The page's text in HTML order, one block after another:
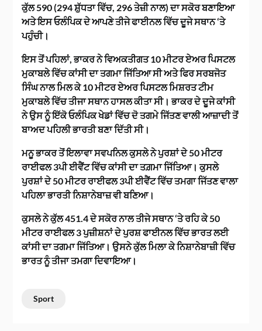
ਕੁੱਲ 590 (294 ਸ਼ੁੱਧਤਾ ਵਿੱਚ, 296 ਤੇਜ਼ੀ ਨਾਲ) ਦਾ ਸਕੋਰ ਬਣਾਇਆ
ਅਤੇ ਇਸ ਓਲੰਪਿਕ ਦੇ ਆਪਣੇ ਤੀਜੇ ਫਾਈਨਲ ਵਿੱਚ ਦੂਜੇ ਸਥਾਨ ‘ਤੇ
ਪਹੁੰਚੀ।
ਇਸ ਤੋਂ ਪਹਿਲਾਂ, ਭਾਕਰ ਨੇ ਵਿਅਕਤੀਗਤ 10 ਮੀਟਰ ਏਅਰ ਪਿਸਟਲ
ਮੁਕਾਬਲੇ ਵਿੱਚ ਕਾਂਸੀ ਦਾ ਤਗਮਾ ਜਿੱਤਿਆ ਸੀ ਅਤੇ ਫਿਰ ਸਰਬਜੋਤ
ਸਿੰਘ ਨਾਲ ਮਿਲ ਕੇ 10 ਮੀਟਰ ਏਅਰ ਪਿਸਟਲ ਮਿਸ਼ਰਤ ਟੀਮ
ਮੁਕਾਬਲੇ ਵਿੱਚ ਤੀਜਾ ਸਥਾਨ ਹਾਸਲ ਕੀਤਾ ਸੀ। ਭਾਕਰ ਦੇ ਦੂਜੇ ਕਾਂਸੀ
ਨੇ ਉਸ ਨੂੰ ਇੱਕੋ ਓਲੰਪਿਕ ਖੇਡਾਂ ਵਿੱਚ ਦੋ ਤਗਮੇ ਜਿੱਤਣ ਵਾਲੀ ਆਜ਼ਾਦੀ ਤੋਂ
ਬਾਅਦ ਪਹਿਲੀ ਭਾਰਤੀ ਬਣਾ ਦਿੱਤੀ ਸੀ।
ਮਨੂ ਭਾਕਰ ਤੋਂ ਇਲਾਵਾ ਸਵਪਨਿਲ ਕੁਸਲੇ ਨੇ ਪੁਰਸ਼ਾਂ ਦੇ 50 ਮੀਟਰ
ਰਾਈਫਲ 3ਪੀ ਈਵੈਂਟ ਵਿੱਚ ਕਾਂਸੀ ਦਾ ਤਗ਼ਮਾ ਜਿੱਤਿਆ। ਕੁਸਲੇ
ਪੁਰਸ਼ਾਂ ਦੇ 50 ਮੀਟਰ ਰਾਈਫਲ 3ਪੀ ਈਵੈਂਟ ਵਿੱਚ ਤਮਗਾ ਜਿੱਤਣ ਵਾਲਾ
ਪਹਿਲਾ ਭਾਰਤੀ ਨਿਸ਼ਾਨੇਬਾਜ਼ ਵੀ ਬਣਿਆ।
ਕੁਸਲੇ ਨੇ ਕੁੱਲ 451.4 ਦੇ ਸਕੋਰ ਨਾਲ ਤੀਜੇ ਸਥਾਨ ‘ਤੇ ਰਹਿ ਕੇ 50
ਮੀਟਰ ਰਾਈਫਲ 3 ਪੁਜ਼ੀਸ਼ਨਾਂ ਦੇ ਪੁਰਸ਼ ਫਾਈਨਲ ਵਿੱਚ ਭਾਰਤ ਲਈ
ਕਾਂਸੀ ਦਾ ਤਗਮਾ ਜਿੱਤਿਆ। ਉਸਨੇ ਕੁੱਲ ਮਿਲਾ ਕੇ ਨਿਸ਼ਾਨੇਬਾਜ਼ੀ ਵਿੱਚ
ਭਾਰਤ ਨੂੰ ਤੀਜਾ ਤਮਗਾ ਦਿਵਾਇਆ।
Sport